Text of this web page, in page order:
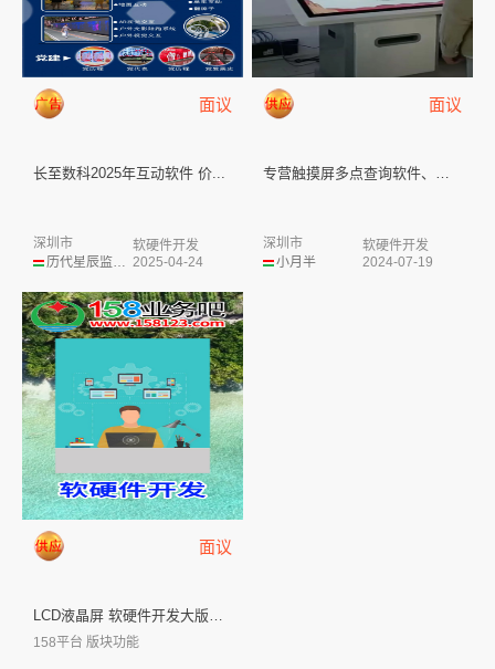
面议
长至数科2025年互动软件 价...
历代星辰监护人
深圳市
软硬件开发
2025-04-24
面议
小月半
深圳市
软硬件开发
2024-07-19
面议
LCD液晶屏 软硬件开发大版块...
158平台 版块功能